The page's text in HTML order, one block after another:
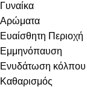
Γυναίκα
Αρώματα
Ευαίσθητη Περιοχή
Εμμηνόπαυση
Ενυδάτωση κόλπου
Καθαρισμός